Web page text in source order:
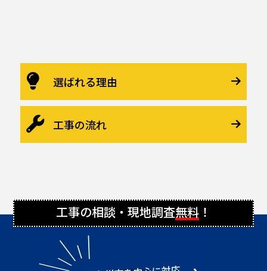
選ばれる理由
工事の流れ
工事の相談・現地調査無料 ！